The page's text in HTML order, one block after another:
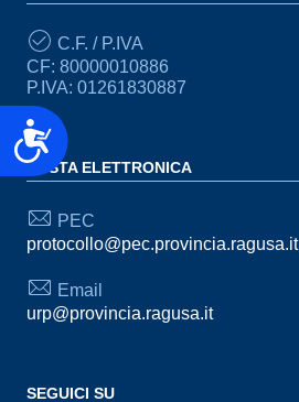
Accessibilità
C.F. / P.IVA
CF: 80000010886
P.IVA: 01261830887
POSTA ELETTRONICA
PEC
protocollo@pec.provincia.ragusa.it
Email
urp@provincia.ragusa.it
SEGUICI SU